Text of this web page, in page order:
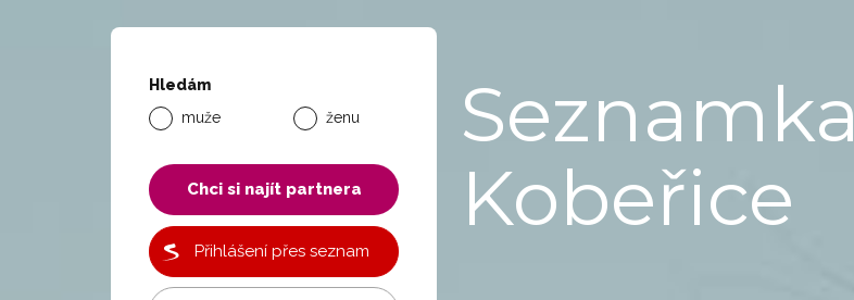
Hledám
muže
ženu
Chci si najít partnera
Přihlášení přes seznam
Seznamka
Kobeřice